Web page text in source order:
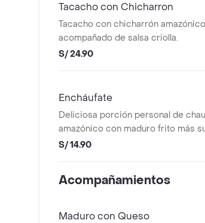
Tacacho con Chicharron
Tacacho con chicharrón
acompañado de salsa criolla.
S/ 24.90
Encháufate
Deliciosa porción personal de
amazónico con maduro frito más
de chicha 12oz.
S/ 14.90
Acompañamientos
Maduro con Queso